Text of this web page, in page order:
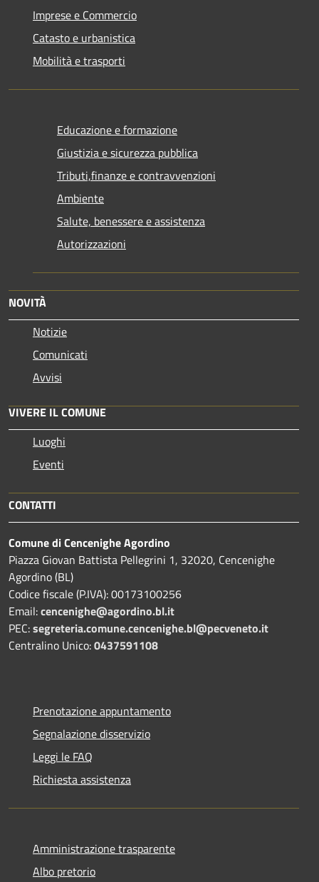
Imprese e Commercio
Catasto e urbanistica
Mobilità e trasporti
Educazione e formazione
Giustizia e sicurezza pubblica
Tributi,finanze e contravvenzioni
Ambiente
Salute, benessere e assistenza
Autorizzazioni
NOVITÀ
Notizie
Comunicati
Avvisi
VIVERE IL COMUNE
Luoghi
Eventi
CONTATTI
Comune di Cencenighe Agordino
Piazza Giovan Battista Pellegrini 1, 32020, Cencenighe
Agordino (BL)
Codice fiscale (P.IVA): 00173100256
Email:cencenighe@agordino.bl.it
PEC:segreteria.comune.cencenighe.bl@pecveneto.it
Centralino Unico:0437591108
Prenotazione appuntamento
Segnalazione disservizio
Leggi le FAQ
Richiesta assistenza
Amministrazione trasparente
Albo pretorio